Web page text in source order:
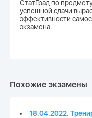
СтатГрад по
успешной сдачи
эффективности
экзамена.
Похожие экзамены
18.04.2022.